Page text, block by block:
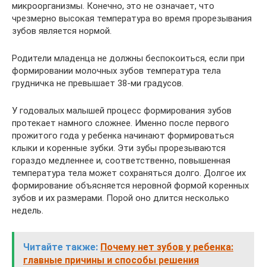
микроорганизмы. Конечно, это не означает, что
чрезмерно высокая температура во время прорезывания
зубов является нормой.
Родители младенца не должны беспокоиться, если при
формировании молочных зубов температура тела
грудничка не превышает 38-ми градусов.
У годовалых малышей процесс формирования зубов
протекает намного сложнее. Именно после первого
прожитого года у ребенка начинают формироваться
клыки и коренные зубки. Эти зубы прорезываются
гораздо медленнее и, соответственно, повышенная
температура тела может сохраняться долго. Долгое их
формирование объясняется неровной формой коренных
зубов и их размерами. Порой оно длится несколько
недель.
Читайте также: Почему нет зубов у ребенка:
главные причины и способы решения